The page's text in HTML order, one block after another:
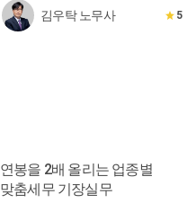
김우탁 노무사 5
연봉을 2배 올리는 업종별
맞춤세무 기장실무